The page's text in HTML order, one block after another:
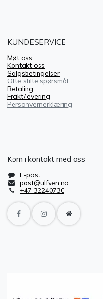
KUNDESERVICE
Møt oss
Kontakt oss
Salgsbetingelser
Ofte stilte spørsmål
Betaling
Frakt/levering
Personvernerklæring
Kom i kontakt med oss
E-post
post@ulfven.no
+47 32240730